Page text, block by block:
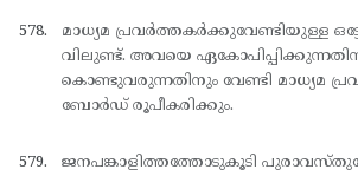
മാധ്യമ പ്രവര്‍ത്തകര്‍ക്കുവേണ്ടിയുള്ള
വിലുണ്ട്. അവയെ
കൊണ്ടുവരുന്നതിനും വേണ്ടി മാധ്യമ
ബോര്‍ഡ് രൂപീകരിക്കും.
ജനപങ്കാളിത്തത്തോടുകൂടി